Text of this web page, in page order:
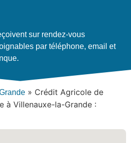
sur rendez-vous
par téléphone, email et
» Crédit Agricole de
à Villenauxe-la-Grande :